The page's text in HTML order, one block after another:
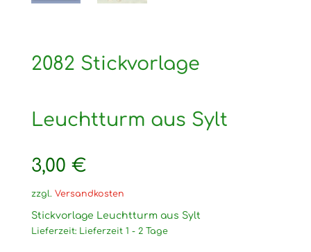
2082 Stickvorlage
Leuchtturm aus Sylt
3,00 €
zzgl. Versandkosten
Stickvorlage Leuchtturm aus Sylt
Lieferzeit: Lieferzeit 1 - 2 Tage